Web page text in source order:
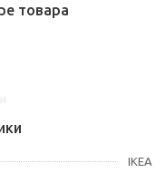
товара
IKEA